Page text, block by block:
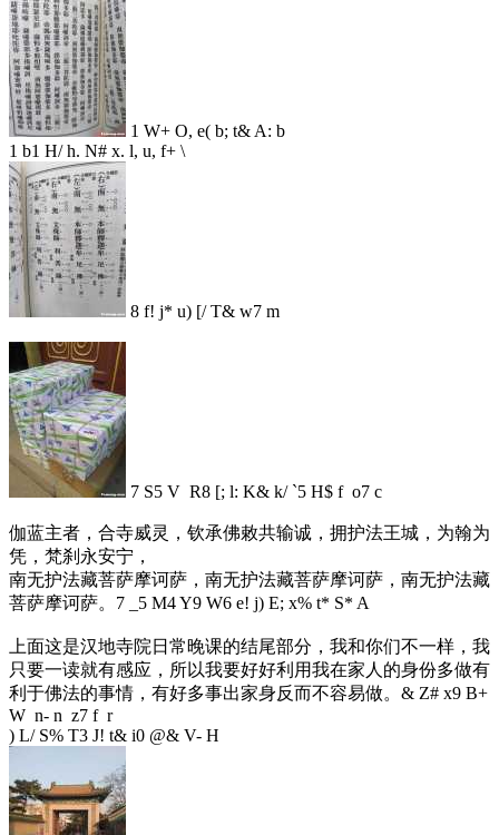
1 W+ O, e( b; t& A: b
1 b1 H/ h. N# x. l, u, f+ \
8 f! j* u) [/ T& w7 m
7 S5 V R8 [; l: K& k/ `5 H$ f o7 c
伽蓝主者，合寺威灵，钦承佛敕共输诚，拥护法王城，为翰为
凭，梵刹永安宁，
南无护法藏菩萨摩诃萨，南无护法藏菩萨摩诃萨，南无护法藏
菩萨摩诃萨。 7 _5 M4 Y9 W6 e! j) E; x% t* S* A
上面这是汉地寺院日常晚课的结尾部分，我和你们不一样，我
只要一读就有感应，所以我要好好利用我在家人的身份多做有
利于佛法的事情，有好多事出家身反而不容易做。 & Z# x9 B+
W n- n z7 f r
) L/ S% T3 J! t& i0 @& V- H